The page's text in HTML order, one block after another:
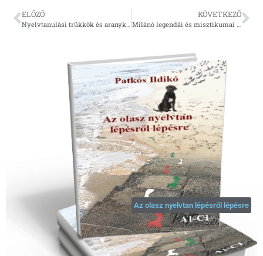
ELŐZŐ KÖVETKEZŐ
Az olasz nyelvtan lépésről lépésre